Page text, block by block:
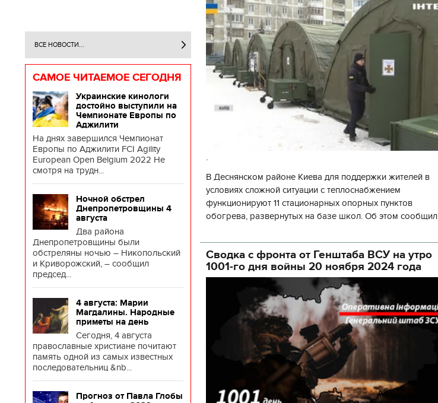
ВСЕ НОВОСТИ...
САМОЕ ЧИТАЕМОЕ СЕГОДНЯ
Украинские кинологи
достойно выступили на
Чемпионате Европы по
Аджилити
На днях завершился Чемпионат
Европы по Аджилити FCI Agility
European Open Belgium 2022 Не
смотря на трудн...
Ночной обстрел
Днепропетровщины 4
августа
Два района
Днепропетровщины были
обстреляны ночью – Никопольский
и Криворожский, – сообщил
председ...
4 августа: Марии
Магдалины. Народные
приметы на день
Сегодня, 4 августа
православные христиане почитают
память одной из самых известных
последовательниц &nb...
Прогноз от Павла Глобы
.
В Деснянском районе Киева для поддержки жителей в
условиях сложной ситуации с теплоснабжением
функционируют 11 стационарных опорных пунктов
обогрева, развернутых на базе школ. Об этом сообщил
государственной а
Сводка с фронта от Генштаба ВСУ на утро
1001-го дня войны 20 ноября 2024 года